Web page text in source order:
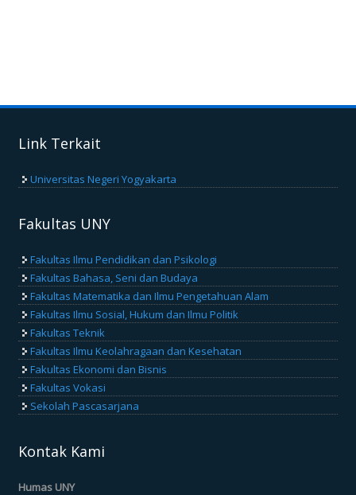
Link Terkait
Universitas Negeri Yogyakarta
Fakultas UNY
Fakultas Ilmu Pendidikan dan Psikologi
Fakultas Bahasa, Seni dan Budaya
Fakultas Matematika dan Ilmu Pengetahuan Alam
Fakultas Ilmu Sosial, Hukum dan Ilmu Politik
Fakultas Teknik
Fakultas Ilmu Keolahragaan dan Kesehatan
Fakultas Ekonomi dan Bisnis
Fakultas Vokasi
Sekolah Pascasarjana
Kontak Kami
Humas UNY